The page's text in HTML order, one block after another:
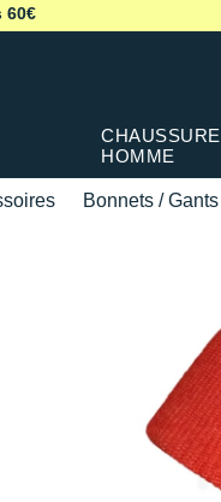
60€
HOMME
Bonnets / Gants